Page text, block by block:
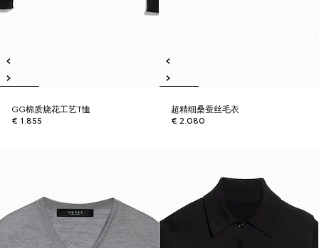
GG棉质烧花工艺T恤
€ 1.855
超精细桑蚕丝毛衣
€ 2.080